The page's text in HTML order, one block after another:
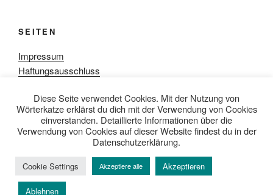
SEITEN
Impressum
Haftungsausschluss
Rezensionpolitik
Bewertungsschema
Media-Kit
Datenschutzerklärung
Diese Seite verwendet Cookies. Mit der Nutzung von
Wörterkatze erklärst du dich mit der Verwendung von Cookies
einverstanden. Detaillierte Informationen über die
Verwendung von Cookies auf dieser Website findest du in der
Datenschutzerklärung.
Cookie Settings Akzeptiere alle Akzeptieren
Ablehnen